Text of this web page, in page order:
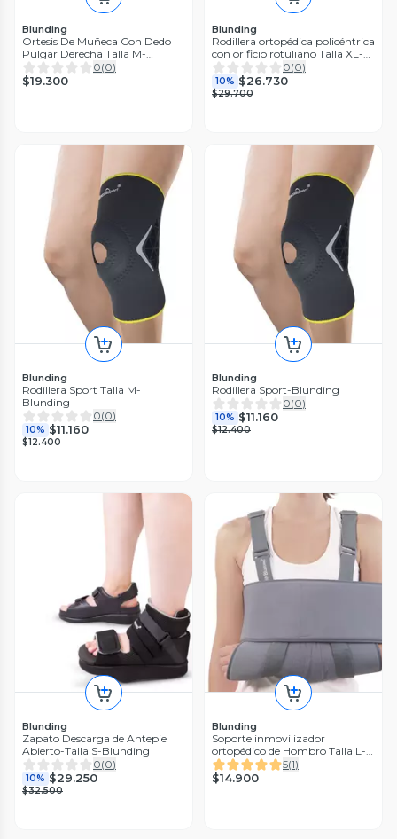
Blunding
Ortesis De Muñeca Con Dedo
Pulgar Derecha Talla M-
Blunding
0(0)
$19.300
Blunding
Rodillera ortopédica policéntrica
con orificio rotuliano Talla XL-
Blunding
0(0)
10% $26.730
$29.700
Blunding
Rodillera Sport Talla M-
Blunding
0(0)
10% $11.160
$12.400
Blunding
Rodillera Sport-Blunding
0(0)
10% $11.160
$12.400
Blunding
Zapato Descarga de Antepie
Abierto-Talla S-Blunding
0(0)
10% $29.250
$32.500
Blunding
Soporte inmovilizador
ortopédico de Hombro Talla L-
Blunding
5(1)
$14.900